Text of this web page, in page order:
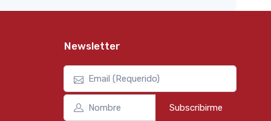
Newsletter
Subscribirme